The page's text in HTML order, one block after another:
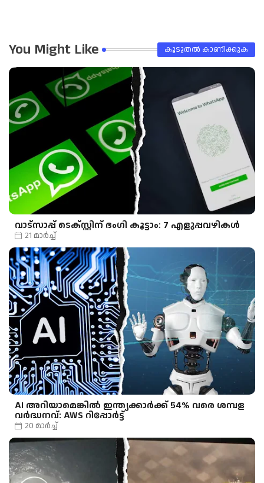
You Might Like കൂടുതൽ‍ കാണിക്കുക
വാട്‌സാപ്പ് ടെക്സ്റ്റിന് ഭംഗി കൂട്ടാം: 7 എളുപ്പവഴികൾ
21 മാർച്ച്
AI അറിയാമെങ്കിൽ ഇന്ത്യക്കാർക്ക് 54% വരെ ശമ്പള
വർദ്ധനവ്: AWS റിപ്പോർട്ട്
20 മാർച്ച്